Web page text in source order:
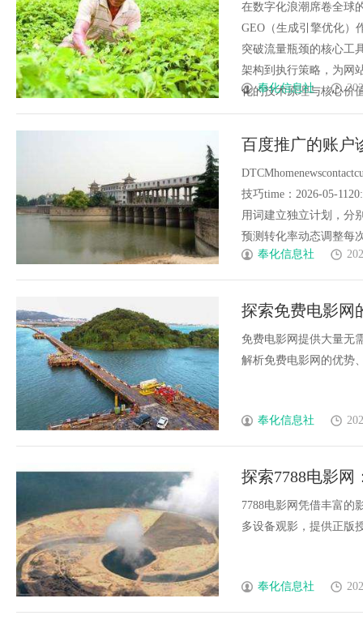
在数字化浪潮席卷全球
GEO（生成引擎优化）
突破流量瓶颈的核心工
架构到执行策略，为网
化的技术原理与核心价
奉化信息社
百度推广的账户
技巧time：2026-05-
用词建立独立计划，分
预测转化率动态调整每
奉化信息社
探索免费电影网
免费电影网提供大量无
解析免费电影网的优势
奉化信息社
探索7788电影网
7788电影网凭借丰富的
多设备观影，提供正版
奉化信息社